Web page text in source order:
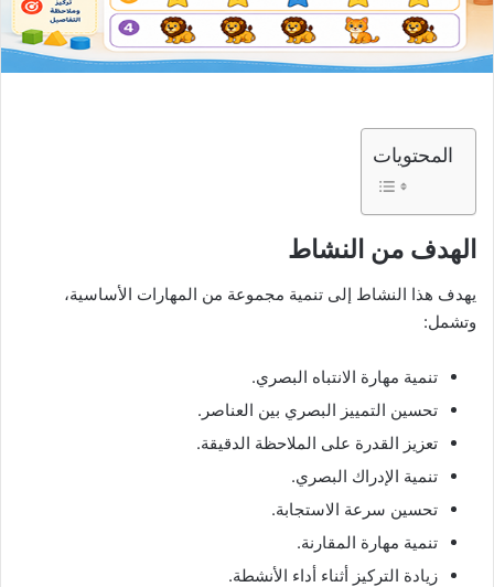
المحتويات
الهدف من النشاط
يهدف هذا النشاط إلى تنمية مجموعة من المهارات الأساسية،
وتشمل:
تنمية مهارة الانتباه البصري.
تحسين التمييز البصري بين العناصر.
تعزيز القدرة على الملاحظة الدقيقة.
تنمية الإدراك البصري.
تحسين سرعة الاستجابة.
تنمية مهارة المقارنة.
زيادة التركيز أثناء أداء الأنشطة.